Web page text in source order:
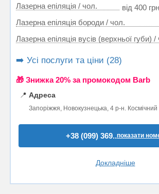
Лазерна епіляція / чол.
від 400
Лазерна епіляція бороди / чол.
Лазерна епіляція вусів (верхньої губи) /
➡️ Усі послуги та ціни (28)
🎁 Знижка 20% за промокодом Barb
📍 Адреса
Запоріжжя, Новокузнецька, 4 р-н. Космічний
+38 (099) 369..показати
Докладніше